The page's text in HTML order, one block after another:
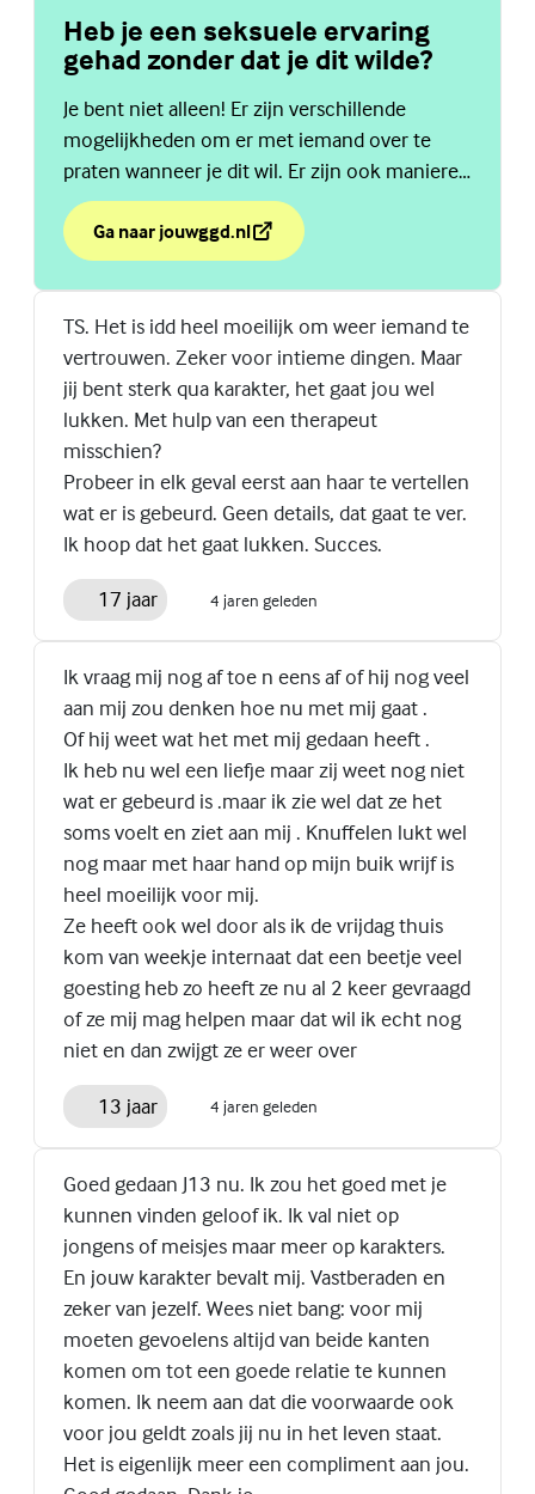
Heb je een seksuele ervaring
gehad zonder dat je dit wilde?
Je bent niet alleen! Er zijn verschillende
mogelijkheden om er met iemand over te
praten wanneer je dit wil. Er zijn ook manieren
om hulp te krijgen. Lees hier meer.
Ga naar jouwggd.nl
over Heb je een seksuele ervaring gehad zonder dat
(Externe link)
TS. Het is idd heel moeilijk om weer iemand te
vertrouwen. Zeker voor intieme dingen. Maar
jij bent sterk qua karakter, het gaat jou wel
lukken. Met hulp van een therapeut
misschien?
Probeer in elk geval eerst aan haar te vertellen
wat er is gebeurd. Geen details, dat gaat te ver.
Ik hoop dat het gaat lukken. Succes.
17 jaar 4 jaren geleden
Ik vraag mij nog af toe n eens af of hij nog veel
aan mij zou denken hoe nu met mij gaat .
Of hij weet wat het met mij gedaan heeft .
Ik heb nu wel een liefje maar zij weet nog niet
wat er gebeurd is .maar ik zie wel dat ze het
soms voelt en ziet aan mij . Knuffelen lukt wel
nog maar met haar hand op mijn buik wrijf is
heel moeilijk voor mij.
Ze heeft ook wel door als ik de vrijdag thuis
kom van weekje internaat dat een beetje veel
goesting heb zo heeft ze nu al 2 keer gevraagd
of ze mij mag helpen maar dat wil ik echt nog
niet en dan zwijgt ze er weer over
13 jaar 4 jaren geleden
Goed gedaan J13 nu. Ik zou het goed met je
kunnen vinden geloof ik. Ik val niet op
jongens of meisjes maar meer op karakters.
En jouw karakter bevalt mij. Vastberaden en
zeker van jezelf. Wees niet bang: voor mij
moeten gevoelens altijd van beide kanten
komen om tot een goede relatie te kunnen
komen. Ik neem aan dat die voorwaarde ook
voor jou geldt zoals jij nu in het leven staat.
Het is eigenlijk meer een compliment aan jou.